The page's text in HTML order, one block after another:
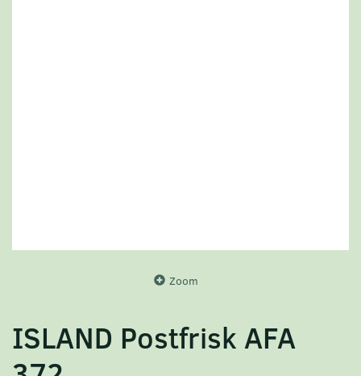
Zoom
ISLAND Postfrisk AFA